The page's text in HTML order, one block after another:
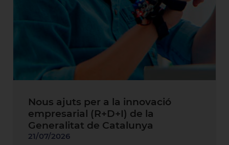
Nous ajuts per a la innovació
empresarial (R+D+I) de la
Generalitat de Catalunya
21/07/2026